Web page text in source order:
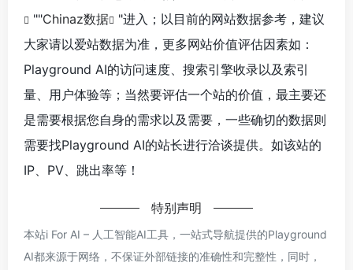
""Chinaz数据
"进入；以目前的网站数据参考，建议
大家请以爱站数据为准，更多网站价值评估因素如：
Playground AI的访问速度、搜索引擎收录以及索引
量、用户体验等；当然要评估一个站的价值，最主要还
是需要根据您自身的需求以及需要，一些确切的数据则
需要找Playground AI的站长进行洽谈提供。如该站的
IP、PV、跳出率等！
特别声明
本站i For AI – 人工智能AI工具，一站式导航提供的Playground
AI都来源于网络，不保证外部链接的准确性和完整性，同时，